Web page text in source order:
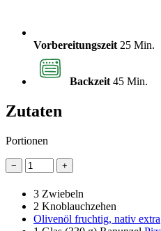
Vorbereitungszeit 25 Min.
Backzeit 45 Min.
Zutaten
Portionen
− +
3 Zwiebeln
2 Knoblauchzehen
Olivenöl fruchtig, nativ extra